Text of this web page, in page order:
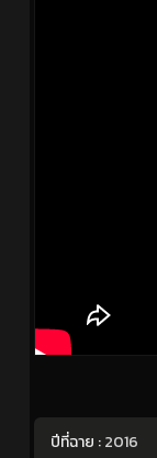
ปีที่ฉาย :2016